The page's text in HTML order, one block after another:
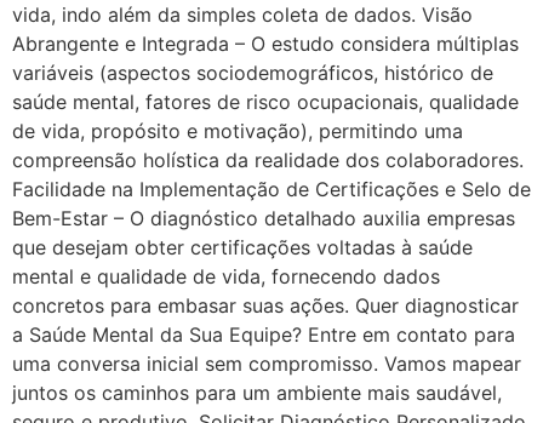
vida, indo além da simples coleta de dados. Visão
Abrangente e Integrada – O estudo considera múltiplas
variáveis (aspectos sociodemográficos, histórico de
saúde mental, fatores de risco ocupacionais, qualidade
de vida, propósito e motivação), permitindo uma
compreensão holística da realidade dos colaboradores.
Facilidade na Implementação de Certificações e Selo de
Bem-Estar – O diagnóstico detalhado auxilia empresas
que desejam obter certificações voltadas à saúde
mental e qualidade de vida, fornecendo dados
concretos para embasar suas ações. Quer diagnosticar
a Saúde Mental da Sua Equipe? Entre em contato para
uma conversa inicial sem compromisso. Vamos mapear
juntos os caminhos para um ambiente mais saudável,